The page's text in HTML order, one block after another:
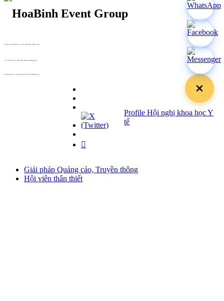
29 Doan Thi Diem St., O Cho Dua Ward, Hanoi City
217 Tran Phu St., Hai Chau Ward, Da Nang City
05 Hoa Cau St., Cau Kieu Ward, Ho Chi Minh City
Profile Hội nghị khoa học Y
tế
Giải pháp Quảng cáo, Truyền thông
Hội viên thân thiết